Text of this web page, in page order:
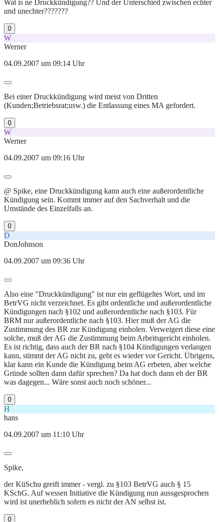
Wat is ne Druckkündigung?? Und der Unterschied zwischen echter
und unechter???????
0
W
Werner
04.09.2007 um 09:14 Uhr
Bei einer Druckkündigung wird meist von Dritten
(Kunden;Betriebsrat;usw.) die Entlassung eines MA gefordert.
0
W
Werner
04.09.2007 um 09:16 Uhr
@ Spike, eine Druckkündigung kann auch eine außerordentliche
Kündigung sein. Kommt immer auf den Sachverhalt und die
Umstände des Einzelfalls an.
0
D
DonJohnson
04.09.2007 um 09:36 Uhr
Also eine "Druckkündigung" ist nur ein geflügeltes Wort, und im
BetrVG nicht verzeichnet. Es gibt ordentliche und außerordentliche
Kündigungen nach §102 und außerordentliche nach §103. Für
BRM nur außerordentliche nach §103. Hier muß der AG die
Zustimmung des BR zur Kündigung einholen. Verweigert diese eine
solche, muß der AG die Zustimmung beim Arbeitsgericht einholen.
Es ist richtig, dass auch der BR nach §104 Kündigungen verlangen
kann, stimmt der AG nicht zu, geht es wieder vor Gericht. Übrigens,
klar kann ein Kunde die Kündigung beim AG erbeten, aber welche
Gründe sollten dann dafür sprechen? Da hat doch dann eh der BR
was dagegen... Wäre sonst auch noch schöner...
0
H
hans
04.09.2007 um 11:10 Uhr
Spike,
der KüSchu greift immer - vergl. zu §103 BetrVG auch § 15
KSchG. Auf wessen Initiative die Kündigung nun aussgesprochen
wird ist unerheblich sofern es nicht der AN selbst ist.
0